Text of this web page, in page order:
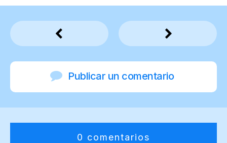
Publicar un comentario
0 comentarios